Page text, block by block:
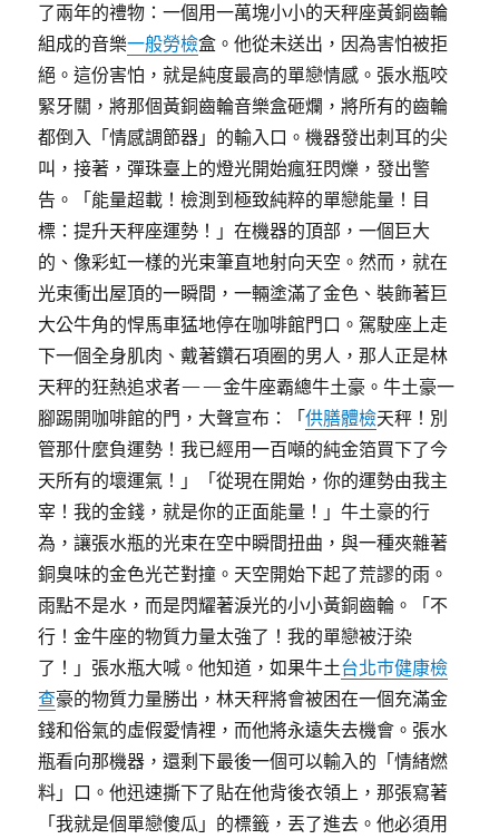
了兩年的禮物：一個用一萬塊小小的天秤座黃銅齒輪
組成的音樂一般勞檢盒。他從未送出，因為害怕被拒
絕。這份害怕，就是純度最高的單戀情感。張水瓶咬
緊牙關，將那個黃銅齒輪音樂盒砸爛，將所有的齒輪
都倒入「情感調節器」的輸入口。機器發出刺耳的尖
叫，接著，彈珠臺上的燈光開始瘋狂閃爍，發出警
告。「能量超載！檢測到極致純粹的單戀能量！目
標：提升天秤座運勢！」在機器的頂部，一個巨大
的、像彩虹一樣的光束筆直地射向天空。然而，就在
光束衝出屋頂的一瞬間，一輛塗滿了金色、裝飾著巨
大公牛角的悍馬車猛地停在咖啡館門口。駕駛座上走
下一個全身肌肉、戴著鑽石項圈的男人，那人正是林
天秤的狂熱追求者——金牛座霸總牛土豪。牛土豪一
腳踢開咖啡館的門，大聲宣布：「供膳體檢天秤！別
管那什麼負運勢！我已經用一百噸的純金箔買下了今
天所有的壞運氣！」「從現在開始，你的運勢由我主
宰！我的金錢，就是你的正面能量！」牛土豪的行
為，讓張水瓶的光束在空中瞬間扭曲，與一種夾雜著
銅臭味的金色光芒對撞。天空開始下起了荒謬的雨。
雨點不是水，而是閃耀著淚光的小小黃銅齒輪。「不
行！金牛座的物質力量太強了！我的單戀被汙染
了！」張水瓶大喊。他知道，如果牛土台北巿健康檢
查豪的物質力量勝出，林天秤將會被困在一個充滿金
錢和俗氣的虛假愛情裡，而他將永遠失去機會。張水
瓶看向那機器，還剩下最後一個可以輸入的「情緒燃
料」口。他迅速撕下了貼在他背後衣領上，那張寫著
「我就是個單戀傻瓜」的標籤，丟了進去。他必須用